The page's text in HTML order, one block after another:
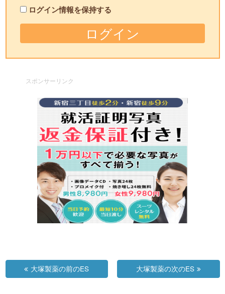
ログイン情報を保持する
スポンサーリンク
大塚製薬の前のES 大塚製薬の次のES